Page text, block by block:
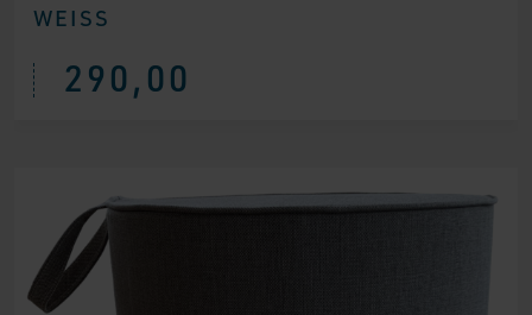
WEISS
290,00